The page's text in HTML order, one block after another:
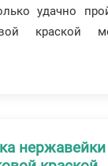
удачно
краской
нержавейки